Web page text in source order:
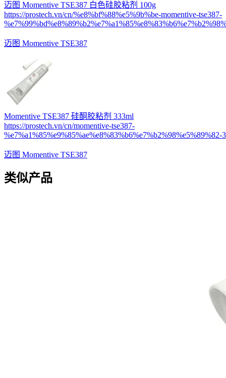
迈图 Momentive TSE387 白色硅胶粘剂 100g
https://prostech.vn/cn/%e8%bf%88%e5%9b%be-momentive-tse387-
迈图 Momentive TSE387
Momentive TSE387 硅酮胶粘剂 333ml
https://prostech.vn/cn/momentive-tse387-
%e7%a1%85%e9%85%ae%e8%83%b6%e7%b2%98%e5%89%82-
迈图 Momentive TSE387
类似产品